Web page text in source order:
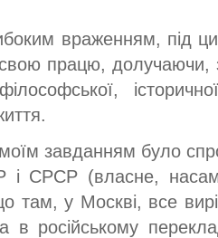
враженням, під
свою працю,
завданням було
і СРСР (власне,
там, у Москві, все
в російському